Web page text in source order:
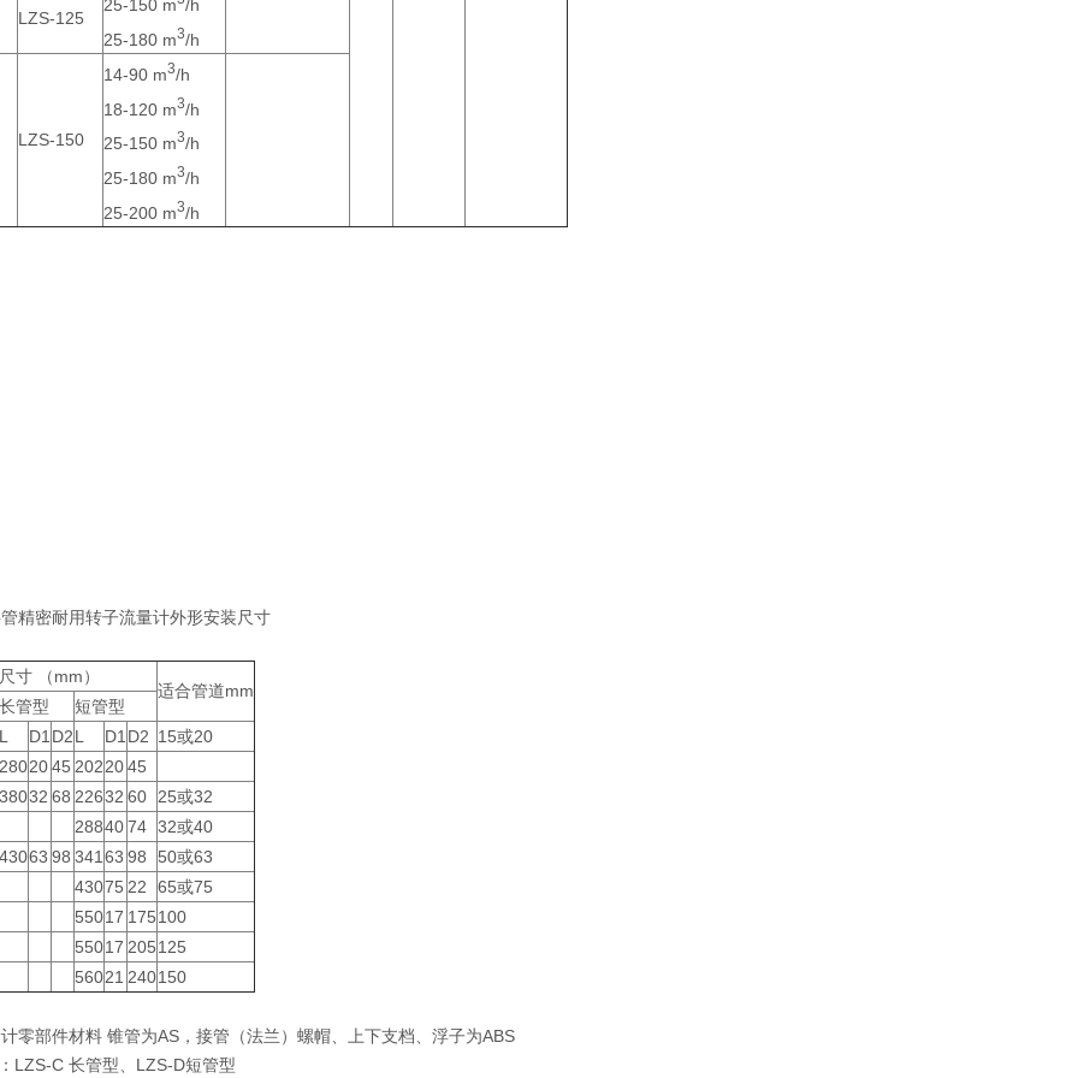
LZS-125
25-150 m /h
25-180 m3/h
LZS-150
14-90 m3/h
18-120 m3/h
25-150 m3/h
25-180 m3/h
25-200 m3/h
精密耐用转子流量计外形安装尺寸
尺寸 （mm）
适合管道mm
长管型
短管型
L
D1 D2L D1 D2 15或20
2802045 2022045
38032 68 22632 60
25或32
2884074 32或40
43063 98 341 63 98
50或63
43075 22
65或75
55017 175100
55017 205125
56021 240150
零部件材料 锥管为AS，接管（法兰）螺帽、上下支档、浮子为ABS
LZS-C 长管型、LZS-D短管型